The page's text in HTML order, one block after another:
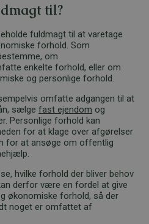
til?
fuldmagt til at varetage
forhold. Som
om
enkelte forhold, eller om
og personlige forhold.
omfatte adgangen til at
sælge fast ejendom og
Personlige forhold kan
for at klage over afgørelser
for at ansøge om offentlig
hvilke forhold der bliver behov
derfor være en fordel at give
økonomiske forhold, så der
noget er omfattet af